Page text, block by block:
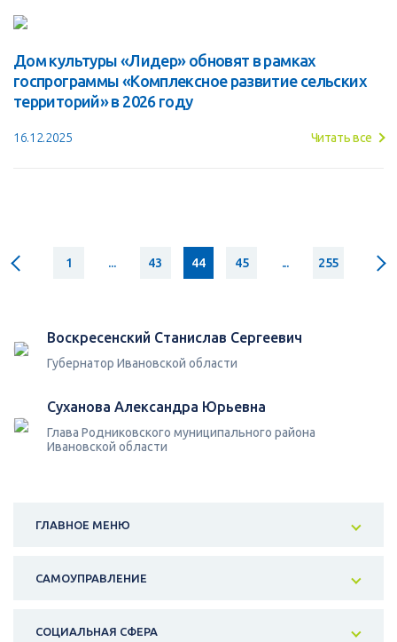
Дом культуры «Лидер» обновят в рамках
госпрограммы «Комплексное развитие сельских
территорий» в 2026 году
16.12.2025 Читать все
1 ... 43 44 45 ... 255
Воскресенский Станислав Сергеевич
Губернатор Ивановской области
Суханова Александра Юрьевна
Глава Родниковского муниципального района
Ивановской области
ГЛАВНОЕ МЕНЮ
САМОУПРАВЛЕНИЕ
СОЦИАЛЬНАЯ СФЕРА